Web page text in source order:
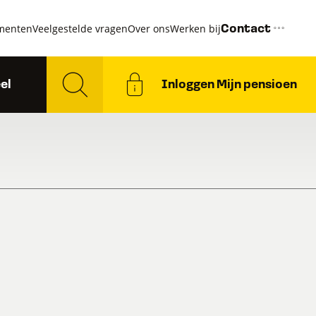
Veelgestelde vragenOver onsWerken bijContact
Inloggen Mijn pensioen